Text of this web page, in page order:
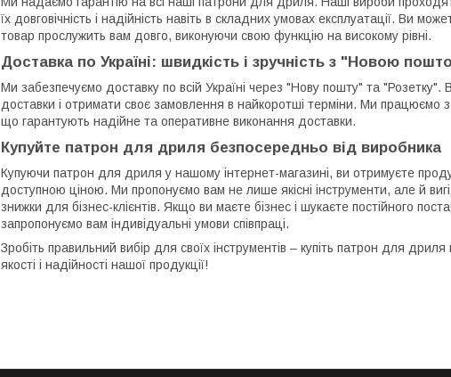
їх довговічність і надійність навіть в складних умовах експлуатації. Ви
товар прослужить вам довго, виконуючи свою функцію на високому рівні.
Доставка по Україні: швидкість і зручність з "Новою
Ми забезпечуємо доставку по всій Україні через "Нову пошту" та "Розетку".
доставки і отримати своє замовлення в найкоротші терміни. Ми працюємо
що гарантують надійне та оперативне виконання доставки.
Купуйте патрон для дриля безпосередньо від виробника
Купуючи патрон для дриля у нашому інтернет-магазині, ви отримуєте
доступною ціною. Ми пропонуємо вам не лише якісні інструменти, але й
знижки для бізнес-клієнтів. Якщо ви маєте бізнес і шукаєте постійного
запропонуємо вам індивідуальні умови співпраці.
Зробіть правильний вибір для своїх інструментів – купіть патрон для
якості і надійності нашої продукції!